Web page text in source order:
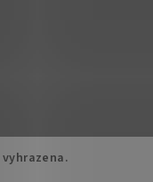
vyhrazena.